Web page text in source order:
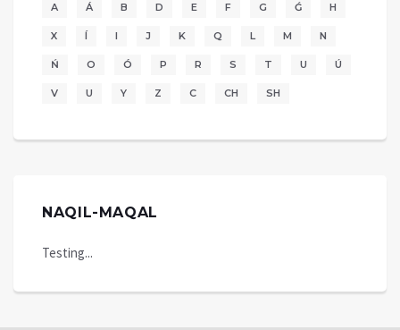
A Á B D E F G Ǵ H
X Í I J K Q L M N
Ń O Ó P R S T U Ú
V U Y Z C CH SH
NAQIL-MAQAL
Testing...